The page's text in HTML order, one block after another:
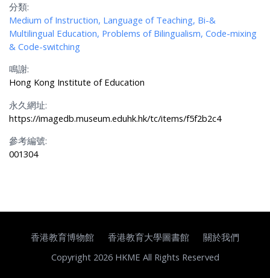
分類:
Medium of Instruction, Language of Teaching, Bi-&
Multilingual Education, Problems of Bilingualism, Code-mixing
& Code-switching
鳴謝:
Hong Kong Institute of Education
永久網址:
https://imagedb.museum.eduhk.hk/tc/items/f5f2b2c4
參考編號:
001304
香港教育博物館 香港教育大學圖書館
關於我們
Copyright 2026 HKME All Rights Reserved